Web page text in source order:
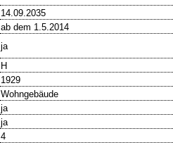
14.09.2035
ab dem 1.5.2014
ja
H
1929
Wohngebäude
ja
ja
4